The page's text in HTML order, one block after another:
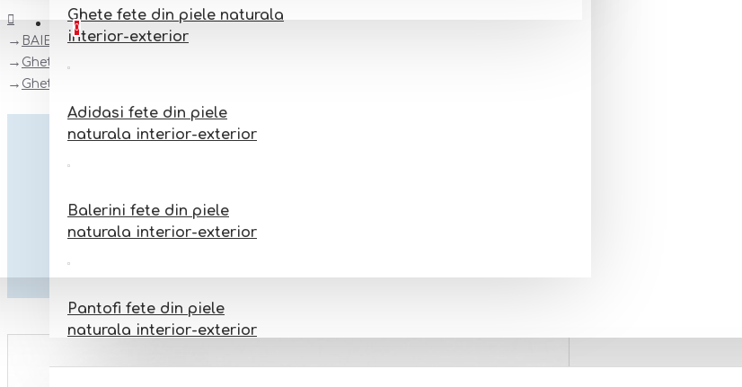
FavoriteAdauga la favorite
0
Ghete fete din piele naturala
interior-exterior
Adidasi fete din piele
naturala interior-exterior
Balerini fete din piele
naturala interior-exterior
Pantofi fete din piele
naturala interior-exterior
BAIETI
Ghete baieti din piele naturala
Ghete barefoot baieti din piele naturala model COEN